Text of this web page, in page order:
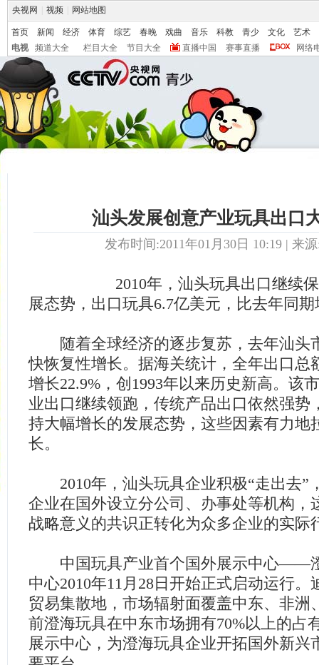
央视网 视频 网站地图
首页 新闻 经济 体育 综艺 春晚 戏曲 音乐 科教 青少 文化
艺术
电视
频道大全 栏目大全 节目大全 直播中国 赛事直播 网络
汕头发展创意产业玩具出口
发布时间:2011年01月30日 10:19 | 来
2010年，汕头玩具出口继续保持
展态势，出口玩具6.7亿美元，比去年同期
随着全球经济的逐步复苏，去年汕头
快恢复性增长。据海关统计，全年出口总
增长22.9%，创1993年以来历史新高。该
业出口继续领跑，传统产品出口依然强势
持大幅增长的发展态势，这些因素有力地
长。
2010年，汕头玩具企业积极“走出去”
企业在国外设立分公司、办事处等机构，
战略意义的共识正转化为众多企业的实际
中国玩具产业首个国外展示中心——
中心2010年11月28日开始正式启动运行。
贸易集散地，市场辐射面覆盖中东、非洲
前澄海玩具在中东市场拥有70%以上的占
展示中心，为澄海玩具企业开拓国外新兴